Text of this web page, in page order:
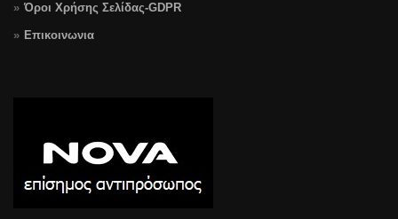
Όροι Χρήσης Σελίδας-GDPR
Επικοινωνια